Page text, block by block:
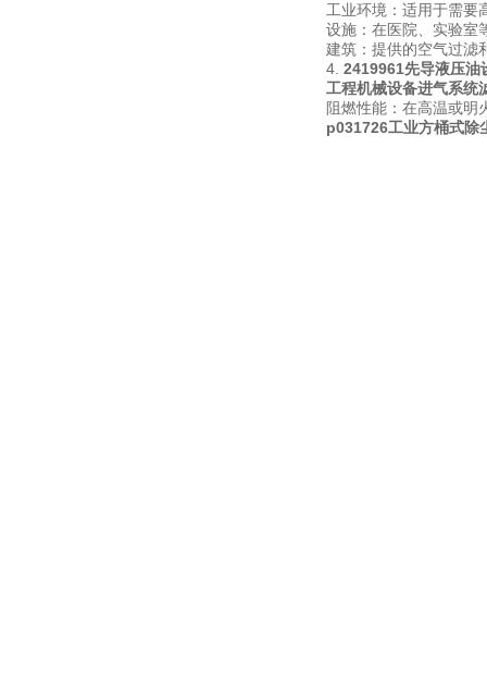
工业环境：适用于需要
设施：在医院、实验室
建筑：提供的空气过滤
4. 2419961先导液压油
工程机械设备进气系统
阻燃性能：在高温或明
p031726工业方桶式除